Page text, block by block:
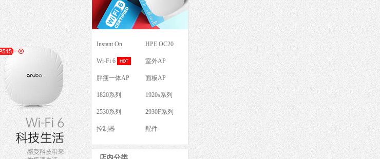
Instant On HPE OC20
Wi-Fi 6 室外AP
胖瘦一体AP 面板AP
1820系列 1920s系列
2530系列 2930F系列
控制器 配件